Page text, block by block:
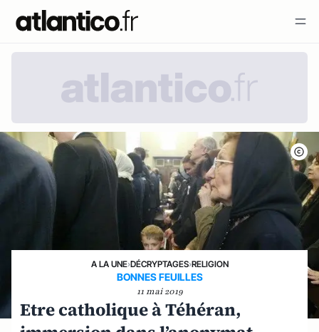
A LA UNE›DÉCRYPTAGES›RELIGION
BONNES FEUILLES
11 mai 2019
Etre catholique à Téhéran,